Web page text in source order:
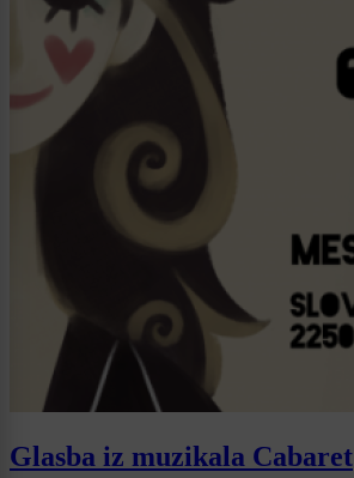
Glasba iz muzikala Cabaret